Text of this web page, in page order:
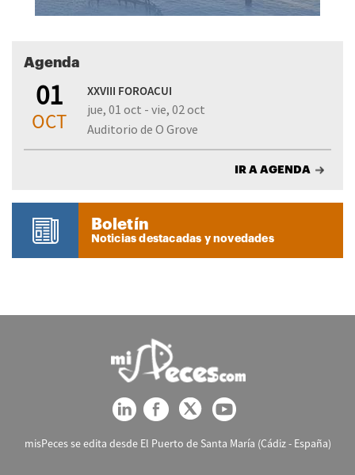
Agenda
01
OCT
XXVIII FOROACUI
jue, 01 oct - vie, 02 oct
Auditorio de O Grove
IR A AGENDA
Boletín
Noticias destacadas y novedades
misPeces se edita desde El Puerto de Santa María (Cádiz - España)